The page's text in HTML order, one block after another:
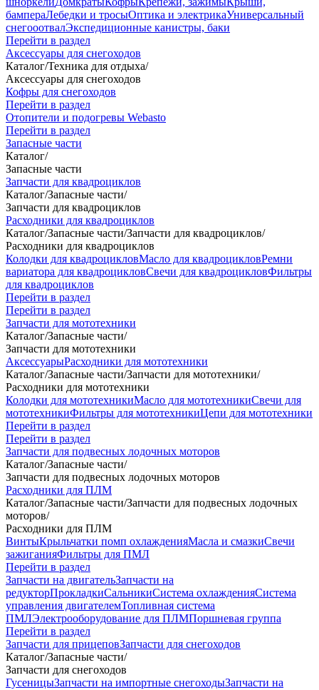
бампераЛебедки и тросыОптика и электрикаУниверсальный
снегооотвалЭкспедиционные канистры, баки
Перейти в раздел
Аксессуары для снегоходов
Каталог/Техника для отдыха/
Аксессуары для снегоходов
Кофры для снегоходов
Перейти в раздел
Отопители и подогревы Webasto
Перейти в раздел
Запасные части
Каталог/
Запасные части
Запчасти для квадроциклов
Каталог/Запасные части/
Запчасти для квадроциклов
Расходники для квадроциклов
Каталог/Запасные части/Запчасти для квадроциклов/
Расходники для квадроциклов
Колодки для квадроцикловМасло для квадроцикловРемни
вариатора для квадроцикловСвечи для квадроцикловФильтры
для квадроциклов
Перейти в раздел
Перейти в раздел
Запчасти для мототехники
Каталог/Запасные части/
Запчасти для мототехники
АксессуарыРасходники для мототехники
Каталог/Запасные части/Запчасти для мототехники/
Расходники для мототехники
Колодки для мототехникиМасло для мототехникиСвечи для
мототехникиФильтры для мототехникиЦепи для мототехники
Перейти в раздел
Перейти в раздел
Запчасти для подвесных лодочных моторов
Каталог/Запасные части/
Запчасти для подвесных лодочных моторов
Расходники для ПЛМ
Каталог/Запасные части/Запчасти для подвесных лодочных
моторов/
Расходники для ПЛМ
ВинтыКрыльчатки помп охлажденияМасла и смазкиСвечи
зажиганияФильтры для ПМЛ
Перейти в раздел
Запчасти на двигательЗапчасти на
редукторПрокладкиСальникиСистема охлажденияСистема
управления двигателемТопливная система
ПМЛЭлектрооборудование для ПЛМПоршневая группа
Перейти в раздел
Запчасти для прицеповЗапчасти для снегоходов
Каталог/Запасные части/
Запчасти для снегоходов
ГусеницыЗапчасти на импортные снегоходыЗапчасти на